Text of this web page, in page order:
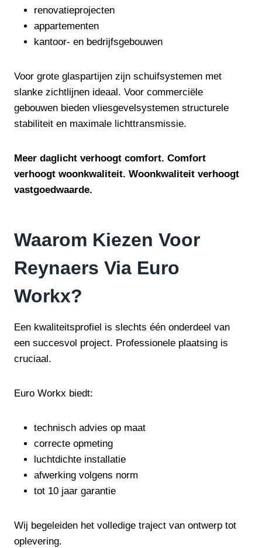
renovatieprojecten
appartementen
kantoor- en bedrijfsgebouwen
Voor grote glaspartijen zijn schuifsystemen met
slanke zichtlijnen ideaal. Voor commerciële
gebouwen bieden vliesgevelsystemen structurele
stabiliteit en maximale lichttransmissie.
Meer daglicht verhoogt comfort. Comfort
verhoogt woonkwaliteit. Woonkwaliteit verhoogt
vastgoedwaarde.
Waarom Kiezen Voor
Reynaers Via Euro
Workx?
Een kwaliteitsprofiel is slechts één onderdeel van
een succesvol project. Professionele plaatsing is
cruciaal.
Euro Workx biedt:
technisch advies op maat
correcte opmeting
luchtdichte installatie
afwerking volgens norm
tot 10 jaar garantie
Wij begeleiden het volledige traject van ontwerp tot
oplevering.